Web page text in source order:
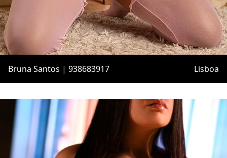
Bruna Santos | 938683917 Lisboa